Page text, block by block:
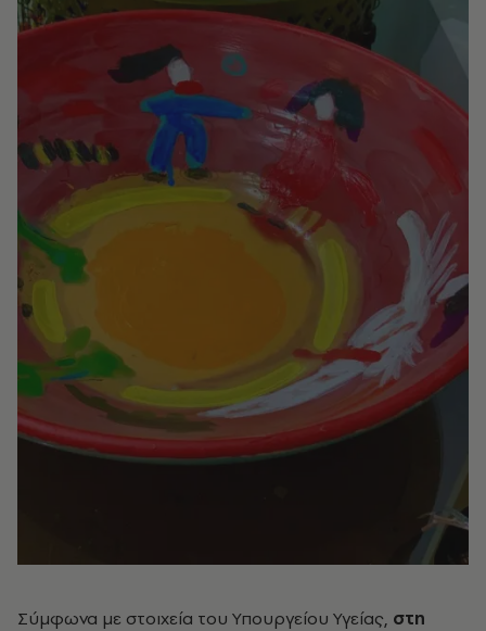
Σύμφωνα με στοιχεία του Υπουργείου Υγείας, στη